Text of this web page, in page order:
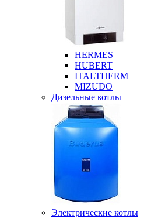
HERMES
HUBERT
ITALTHERM
MIZUDO
Дизельные котлы
Электрические котлы